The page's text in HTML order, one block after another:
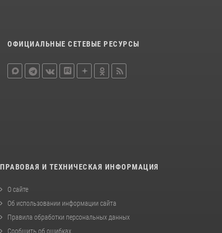
ОФИЦИАЛЬНЫЕ СЕТЕВЫЕ РЕСУРСЫ
ПРАВОВАЯ И ТЕХНИЧЕСКАЯ ИНФОРМАЦИЯ
О сайте
Об использовании информации сайта
Правила обработки персональных данных
Сообщить об ошибках